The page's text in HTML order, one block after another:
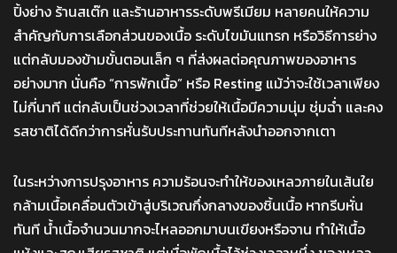
ปิ้งย่าง ร้านสเต๊ก และร้านอาหารระดับพรีเมียม หลายคนให้ความ
สำคัญกับการเลือกส่วนของเนื้อ ระดับไขมันแทรก หรือวิธีการย่าง
แต่กลับมองข้ามขั้นตอนเล็ก ๆ ที่ส่งผลต่อคุณภาพของอาหาร
อย่างมาก นั่นคือ “การพักเนื้อ” หรือ Resting แม้ว่าจะใช้เวลาเพียง
ไม่กี่นาที แต่กลับเป็นช่วงเวลาที่ช่วยให้เนื้อมีความนุ่ม ชุ่มฉ่ำ และคง
รสชาติได้ดีกว่าการหั่นรับประทานทันทีหลังนำออกจากเตา
ในระหว่างการปรุงอาหาร ความร้อนจะทำให้ของเหลวภายในเส้นใย
กล้ามเนื้อเคลื่อนตัวเข้าสู่บริเวณกึ่งกลางของชิ้นเนื้อ หากรีบหั่น
ทันที น้ำเนื้อจำนวนมากจะไหลออกมาบนเขียงหรือจาน ทำให้เนื้อ